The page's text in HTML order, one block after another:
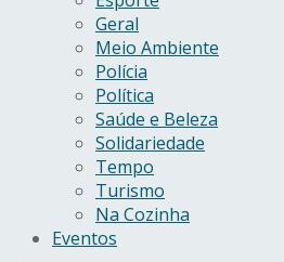
Geral
Meio Ambiente
Polícia
Política
Saúde e Beleza
Solidariedade
Tempo
Turismo
Na Cozinha
Eventos